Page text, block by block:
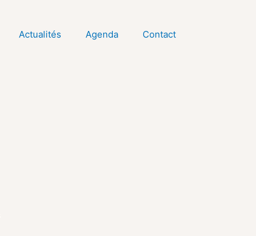
Actualités Agenda Contact